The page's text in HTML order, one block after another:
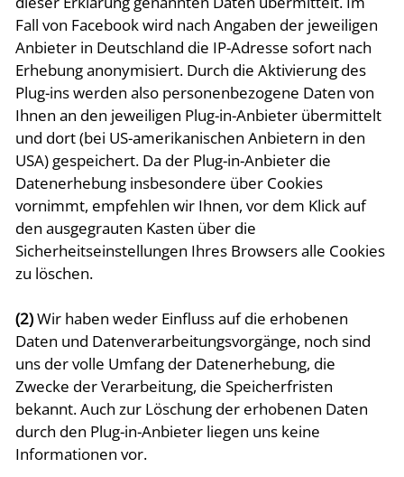
Fall von Facebook wird nach Angaben der jeweiligen
Anbieter in Deutschland die IP-Adresse sofort nach
Erhebung anonymisiert. Durch die Aktivierung des
Plug-ins werden also personenbezogene Daten von
Ihnen an den jeweiligen Plug-in-Anbieter übermittelt
und dort (bei US-amerikanischen Anbietern in den
USA) gespeichert. Da der Plug-in-Anbieter die
Datenerhebung insbesondere über Cookies
vornimmt, empfehlen wir Ihnen, vor dem Klick auf
den ausgegrauten Kasten über die
Sicherheitseinstellungen Ihres Browsers alle Cookies
zu löschen.
(2)Wir haben weder Einfluss auf die erhobenen
Daten und Datenverarbeitungsvorgänge, noch sind
uns der volle Umfang der Datenerhebung, die
Zwecke der Verarbeitung, die Speicherfristen
bekannt. Auch zur Löschung der erhobenen Daten
durch den Plug-in-Anbieter liegen uns keine
Informationen vor.